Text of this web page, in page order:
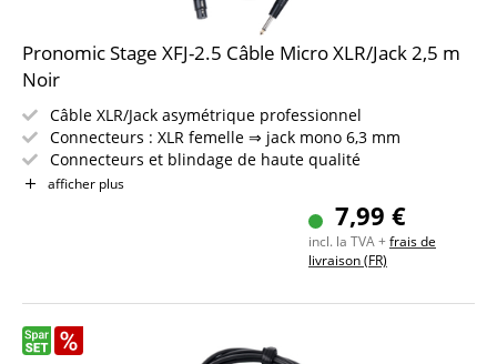
Pronomic Stage XFJ-2.5 Câble Micro XLR/Jack 2,5 m
Noir
Câble XLR/Jack asymétrique professionnel
Connecteurs : XLR femelle ⇒ jack mono 6,3 mm
Connecteurs et blindage de haute qualité
Longueur : 2,5 m
afficher plus
7,99 €
incl. la TVA +frais de
livraison (FR)